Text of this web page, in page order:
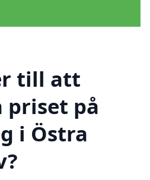
till att
priset på
i Östra